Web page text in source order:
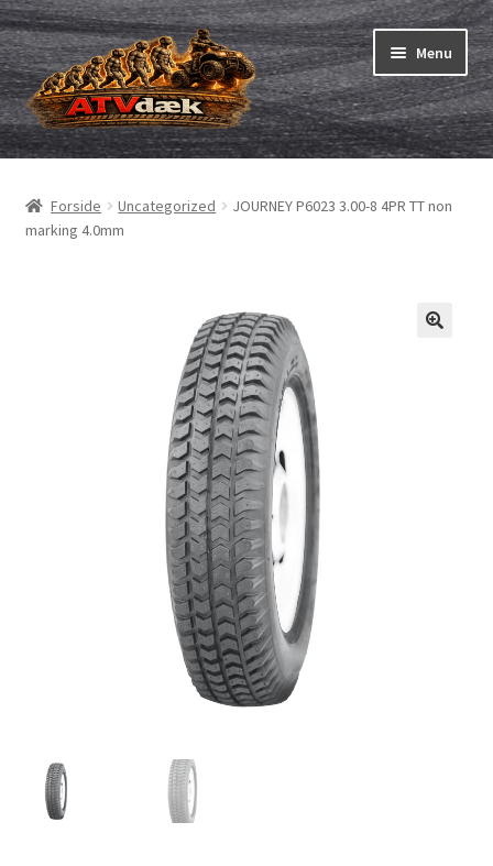
Spring
til
navigation
Spring
til
indhold
Menu
ATV-dæk
Udfold
Dækslanger
Udfold
Forside Uncategorized
JOURNEY P6023 3.00-8 4PR TT non
marking 4.0mm